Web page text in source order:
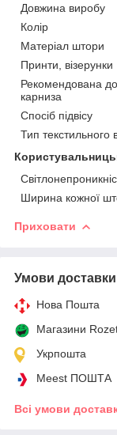
Довжина виробу
Колір
Матеріал штори
Принти, візерунки
Рекомендована
карниза
Спосіб підвісу
Тип текстильного
Ширина кожної
Приховати
Умови доставки
Нова Пошта
Магазини
Укрпошта
Meest ПОШТА
Всі умови